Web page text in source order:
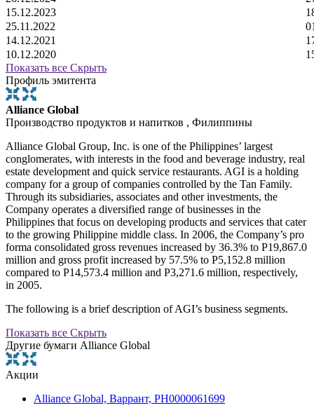
15.12.2023
25.11.2022
14.12.2021
10.12.2020
Показать все Скрыть
Профиль эмитента
Alliance Global
Производство продуктов и напитков , Филиппины
Alliance Global Group, Inc. is one of the Philippines’ largest
conglomerates, with interests in the food and beverage industry, real
estate development and quick service restaurants. AGI is a holding
company for a group of companies controlled by the Tan Family.
Through its subsidiaries, associates and other investments, the
Company operates a diversified range of businesses in the
Philippines that focus on developing products and services that cater
to the growing Philippine middle class. In 2006, the Company’s pro
forma consolidated gross revenues increased by 36.3% to P19,867.0
million and gross profit increased by 57.5% to P5,152.8 million
compared to P14,573.4 million and P3,271.6 million, respectively,
in 2005.
The following is a brief description of AGI’s business segments.
Показать все Скрыть
Другие бумаги Alliance Global
Акции
Alliance Global, Варрант, PH0000061699